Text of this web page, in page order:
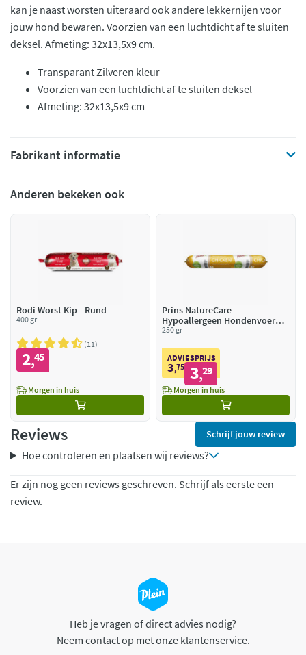
kan je naast worsten uiteraard ook andere lekkernijen voor
jouw hond bewaren. Voorzien van een luchtdicht af te sluiten
deksel. Afmeting: 32x13,5x9 cm.
Transparant Zilveren kleur
Voorzien van een luchtdicht af te sluiten deksel
Afmeting: 32x13,5x9 cm
Fabrikant informatie
Anderen bekeken ook
Rodi Worst Kip - Rund
400 gr
11
2,45
Morgen in huis
Prins NatureCare
Hypoallergeen Hondenvoer
Worst Kip
250 gr
ADVIESPRIJS
3,75 3,29
Morgen in huis
Reviews Schrijf jouw review
Hoe controleren en plaatsen wij reviews?
Er zijn nog geen reviews geschreven. Schrijf als eerste een
review.
Heb je vragen of direct advies nodig?
Neem contact op met onze klantenservice.